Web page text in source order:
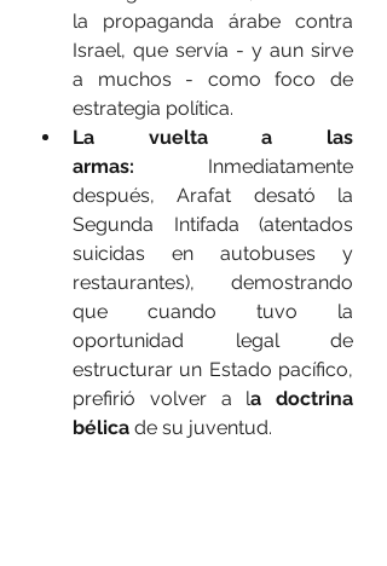
la propaganda árabe contra
Israel, que servía - y aun sirve
a muchos - como foco de
estrategia política.
La vuelta a las
armas: Inmediatamente
después, Arafat desató la
Segunda Intifada (atentados
suicidas en autobuses y
restaurantes), demostrando
que cuando tuvo la
oportunidad legal de
estructurar un Estado pacífico,
prefirió volver a la doctrina
bélica de su juventud.